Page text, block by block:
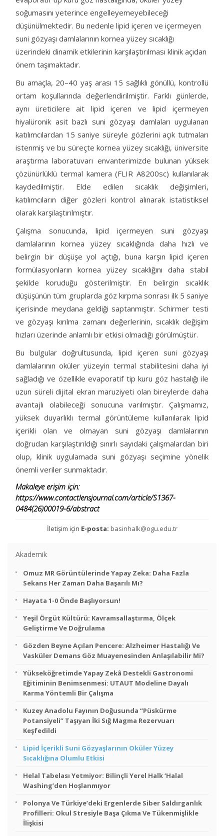
soğumasını yeterince engelleyemeyebileceği
düşünülmektedir. Bu nedenle lipid içeren ve içermeyen
suni gözyaşı damlalarının kornea yüzey sıcaklığı
üzerindeki dinamik etkilerinin karşılaştırılması klinik açıdan
önem taşımaktadır.
Bu amaçla, 20–40 yaş arası 15 sağlıklı gönüllü, kontrollü
ortam koşullarında değerlendirilmiştir. Farklı günlerde,
aynı üreticilere ait lipid içeren ve lipid içermeyen
hiyalüronik asit bazlı suni gözyaşı damlaları uygulanan
katılımcılardan 15 saniye süreyle gözlerini açık tutmaları
istenmiş ve bu süreçte kornea yüzey sıcaklığı, üniversite
araştırma laboratuvarı envanterimizde bulunan yüksek
çözünürlüklü termal kamera (FLIR A8200sc) kullanılarak
kaydedilmiştir. Elde edilen sıcaklık değişimleri,
katılımcıların diğer gözleri kontrol alınarak istatistiksel
olarak karşılaştırılmıştır.
Çalışma sonucunda, lipid içermeyen suni gözyaşı
damlalarının kornea yüzey sıcaklığında daha hızlı ve
belirgin bir düşüşe yol açtığı, buna karşın lipid içeren
formülasyonların kornea yüzey sıcaklığını daha stabil
şekilde koruduğu gösterilmiştir. En belirgin sıcaklık
düşüşünün tüm gruplarda göz kırpma sonrası ilk 5 saniye
içerisinde meydana geldiği saptanmıştır. Schirmer testi
ve gözyaşı kırılma zamanı değerlerinin, sıcaklık değişim
hızları üzerinde anlamlı bir etkisi olmadığı görülmüştür.
Bu bulgular doğrultusunda, lipid içeren suni gözyaşı
damlalarının oküler yüzeyin termal stabilitesini daha iyi
sağladığı ve özellikle evaporatif tip kuru göz hastalığı ile
uzun süreli dijital ekran maruziyeti olan bireylerde daha
avantajlı olabileceği sonucuna varılmıştır. Çalışmamız,
yüksek duyarlıklı termal görüntüleme kullanılarak lipid
içerikli olan ve olmayan suni gözyaşı damlalarının
doğrudan karşılaştırıldığı sınırlı sayıdaki çalışmalardan biri
olup, klinik uygulamada suni gözyaşı seçimine yönelik
önemli veriler sunmaktadır.
Makaleye erişim için:
https://www.contactlensjournal.com/article/S1367-
0484(26)00019-6/abstract
İletişim için E-posta: basinhalk@ogu.edu.tr
Akademik
Omuz MR Görüntülerinde Yapay Zeka: Daha Fazla
Sekans Her Zaman Daha Başarılı Mı?
Hayata 1-0 Önde Başlıyorsun!
Yeşil Örgüt Kültürü: Kavramsallaştırma, Ölçek
Geliştirme Ve Doğrulama
Gözden Beyne Açılan Pencere: Alzheimer Hastalığı Ve
Vasküler Demans Göz Muayenesinden Anlaşılabilir Mi?
Yükseköğretimde Yapay Zekâ Destekli Gastronomi
Eğitiminin Benimsenmesi: UTAUT Modeline Dayalı
Karma Yöntemli Bir Çalışma
Kuzey Anadolu Fayının Doğusunda “Püskürme
Potansiyeli” Taşıyan İki Sığ Magma Rezervuarı
Keşfedildi
Lipid İçerikli Suni Gözyaşlarının Oküler Yüzey
Sıcaklığına Olumlu Etkisi
Helal Tabelası Yetmiyor: Bilinçli Yerel Halk ‘Halal
Washing’den Hoşlanmıyor
Polonya Ve Türkiye’deki Ergenlerde Siber Saldırganlık
Profilleri: Okul Stresiyle Başa Çıkma Ve Tükenmişlikle
İlişkisi